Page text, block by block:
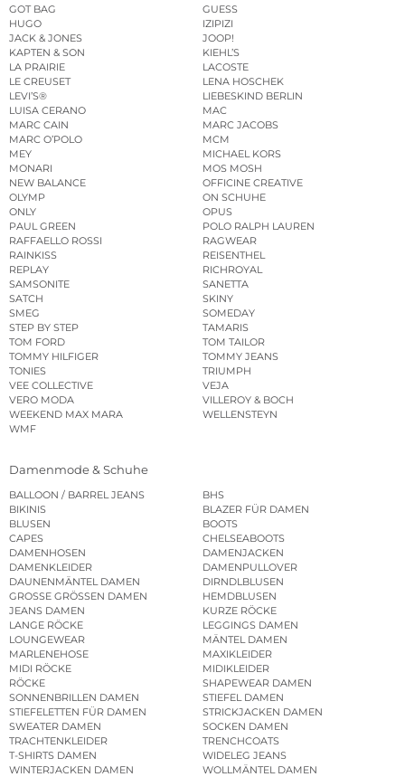
GOT BAG
GUESS
HUGO
IZIPIZI
JACK & JONES
JOOP!
KAPTEN & SON
KIEHL’S
LA PRAIRIE
LACOSTE
LE CREUSET
LENA HOSCHEK
LEVI’S®
LIEBESKIND BERLIN
LUISA CERANO
MAC
MARC CAIN
MARC JACOBS
MARC O’POLO
MCM
MEY
MICHAEL KORS
MONARI
MOS MOSH
NEW BALANCE
OFFICINE CREATIVE
OLYMP
ON SCHUHE
ONLY
OPUS
PAUL GREEN
POLO RALPH LAUREN
RAFFAELLO ROSSI
RAGWEAR
RAINKISS
REISENTHEL
REPLAY
RICHROYAL
SAMSONITE
SANETTA
SATCH
SKINY
SMEG
SOMEDAY
STEP BY STEP
TAMARIS
TOM FORD
TOM TAILOR
TOMMY HILFIGER
TOMMY JEANS
TONIES
TRIUMPH
VEE COLLECTIVE
VEJA
VERO MODA
VILLEROY & BOCH
WEEKEND MAX MARA
WELLENSTEYN
WMF
Damenmode & Schuhe
BALLOON / BARREL JEANS
BHS
BIKINIS
BLAZER FÜR DAMEN
BLUSEN
BOOTS
CAPES
CHELSEABOOTS
DAMENHOSEN
DAMENJACKEN
DAMENKLEIDER
DAMENPULLOVER
DAUNENMÄNTEL DAMEN
DIRNDLBLUSEN
GROSSE GRÖSSEN DAMEN
HEMDBLUSEN
JEANS DAMEN
KURZE RÖCKE
LANGE RÖCKE
LEGGINGS DAMEN
LOUNGEWEAR
MÄNTEL DAMEN
MARLENEHOSE
MAXIKLEIDER
MIDI RÖCKE
MIDIKLEIDER
RÖCKE
SHAPEWEAR DAMEN
SONNENBRILLEN DAMEN
STIEFEL DAMEN
STIEFELETTEN FÜR DAMEN
STRICKJACKEN DAMEN
SWEATER DAMEN
SOCKEN DAMEN
TRACHTENKLEIDER
TRENCHCOATS
T-SHIRTS DAMEN
WIDELEG JEANS
WINTERJACKEN DAMEN
WOLLMÄNTEL DAMEN